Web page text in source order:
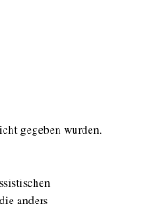
gegeben wurden.
anders